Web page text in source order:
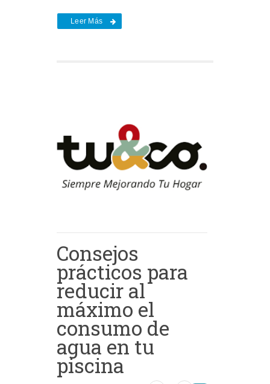
Leer Más
Consejos
prácticos para
reducir al
máximo el
consumo de
agua en tu
piscina